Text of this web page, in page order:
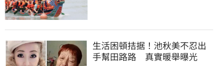
生活困頓拮据！池秋美不忍出
手幫田路路 真實暖舉曝光